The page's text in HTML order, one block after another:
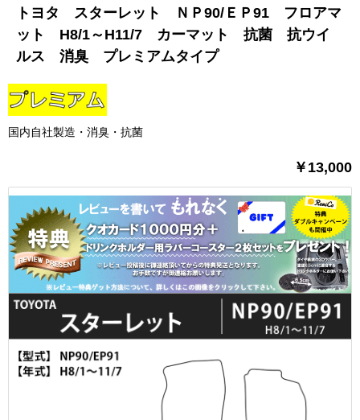
トヨタ スターレット ＮＰ90/ＥＰ91 フロアマ
ット H8/1～H11/7 カーマット 抗菌 抗ウイ
ルス 消臭 プレミアムタイプ
国内自社製造・消臭・抗菌
￥13,000